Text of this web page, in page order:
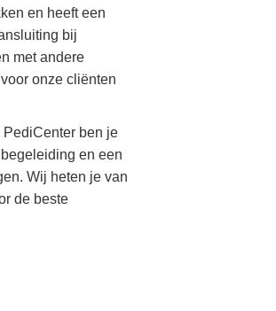
en heeft een
bij
met andere
onze cliënten
ben je
en een
Wij heten je van
de beste